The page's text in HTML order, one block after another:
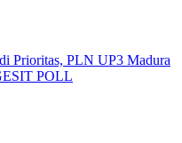
Prioritas, PLN UP3 Madura
POLL